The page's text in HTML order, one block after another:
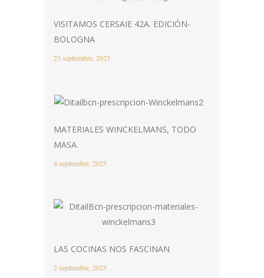
VISITAMOS CERSAIE 42A. EDICIÓN-
BOLOGNA
23 septiembre, 2025
MATERIALES WINCKELMANS, TODO
MASA.
4 septiembre, 2025
LAS COCINAS NOS FASCINAN
2 septiembre, 2025